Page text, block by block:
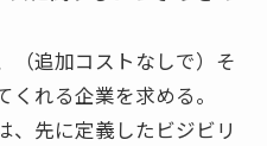
（追加コストなしで）そ
れる企業を求める。
、先に定義したビジビリ